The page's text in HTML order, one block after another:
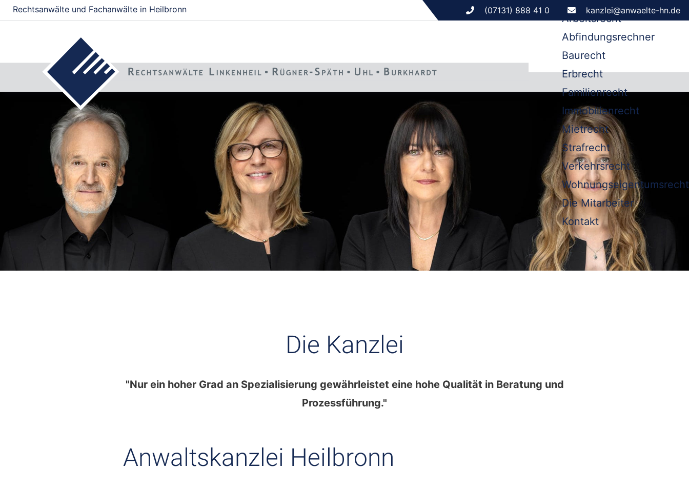
Rechtsanwälte und Fachanwälte in Heilbronn (07131) 888 41 0 kanzlei@anwaelte-hn.de
Arbeitsrecht
Abfindungsrechner
Baurecht
Erbrecht
Familienrecht
Immobilienrecht
Mietrecht
Strafrecht
Verkehrsrecht
Wohnungseigentumsrecht
Die Mitarbeiter
Kontakt
Die Kanzlei
"Nur ein hoher Grad an Spezialisierung gewährleistet eine hohe Qualität in Beratung und
Prozessführung."
Anwaltskanzlei Heilbronn